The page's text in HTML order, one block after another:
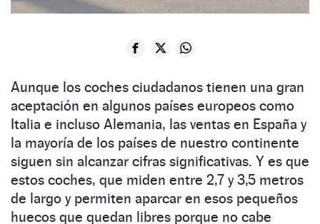
Aunque los coches ciudadanos tienen una gran
aceptación en algunos países europeos como
Italia e incluso Alemania, las ventas en España y
la mayoría de los países de nuestro continente
siguen sin alcanzar cifras significativas. Y es que
estos coches, que miden entre 2,7 y 3,5 metros
de largo y permiten aparcar en esos pequeños
huecos que quedan libres porque no cabe